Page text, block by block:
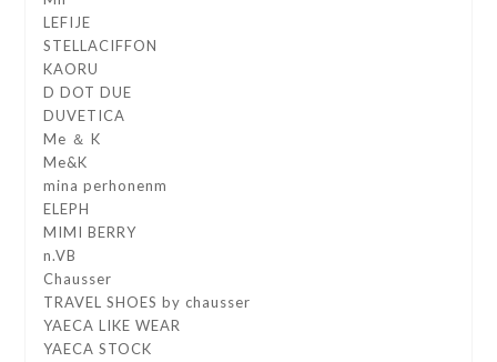
LEFIJE
STELLACIFFON
KAORU
D DOT DUE
DUVETICA
Me ＆ K
Me&K
mina perhonenm
ELEPH
MIMI BERRY
n.VB
Chausser
TRAVEL SHOES by chausser
YAECA LIKE WEAR
YAECA STOCK